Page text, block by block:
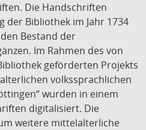
Die Handschriften
Bibliothek im Jahr 1734
Bestand der
Im Rahmen des von
geförderten Projekts
volkssprachlichen
wurden in einem
digitalisiert. Die
weitere mittelalterliche